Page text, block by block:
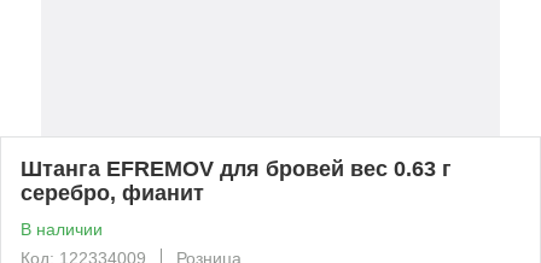
Штанга EFREMOV для бровей вес 0.63 г
серебро, фианит
В наличии
Код: 122334009
Розница